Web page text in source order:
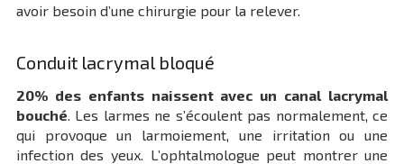
avoir besoin d’une chirurgie pour la relever.
Conduit lacrymal bloqué
20% des enfants naissent avec un canal lacrymal
bouché. Les larmes ne s’écoulent pas normalement, ce
qui provoque un larmoiement, une irritation ou une
infection des yeux. L’ophtalmologue peut montrer une